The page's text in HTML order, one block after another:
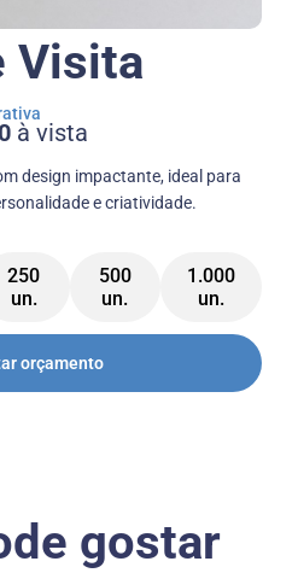
Visita
à vista
design impactante, ideal para
e criatividade.
250
un.
500
un.
1.000
un.
orçamento
gostar